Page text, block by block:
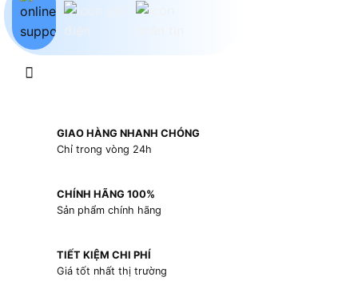
GIAO HÀNG NHANH CHÓNG
Chỉ trong vòng 24h
CHÍNH HÃNG 100%
Sản phẩm chính hãng
TIẾT KIỆM CHI PHÍ
Giá tốt nhất thị trường